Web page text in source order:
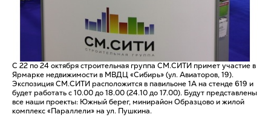
С 22 по 24 октября строительная группа СМ.СИТИ примет участие в
Ярмарке недвижимости в МВДЦ «Сибирь» (ул. Авиаторов, 19).
Экспозиция СМ.СИТИ расположится в павильоне 1А на стенде 619 и
будет работать с 10.00 до 18.00 (24.10 до 17.00). Будут представлены
все наши проекты: Южный берег, минирайон Образцово и жилой
комплекс «Параллели» на ул. Пушкина.